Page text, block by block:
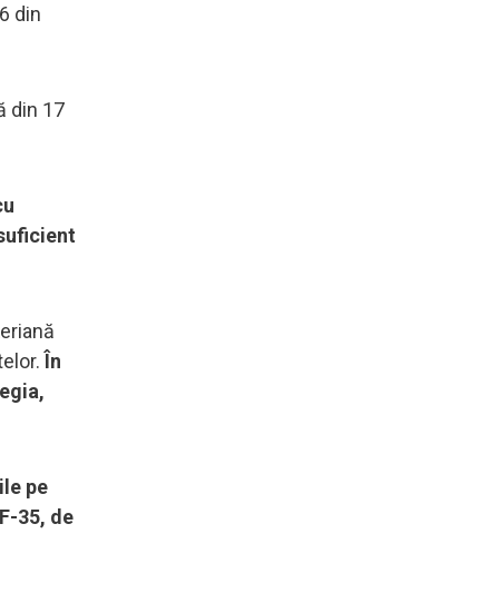
din
din 17
În
pe
35, de